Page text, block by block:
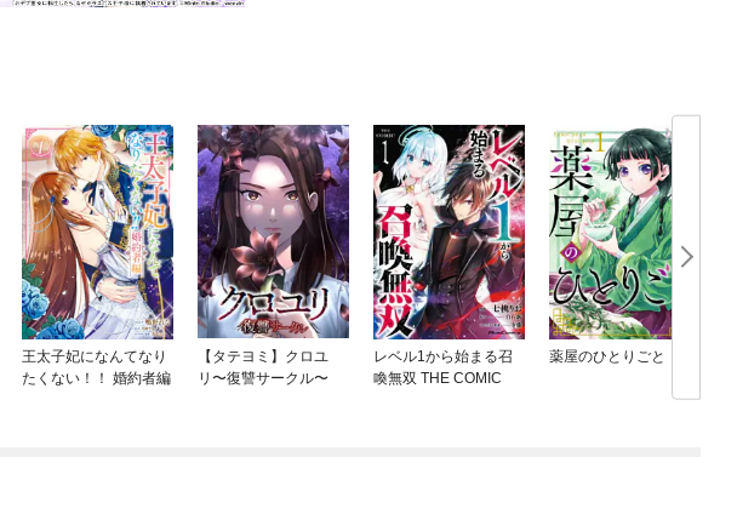
王太子妃になんてなり
たくない！！ 婚約者編
【タテヨミ】クロユ
リ〜復讐サークル〜
レベル1から始まる召
喚無双 THE COMIC
薬屋のひとりごと